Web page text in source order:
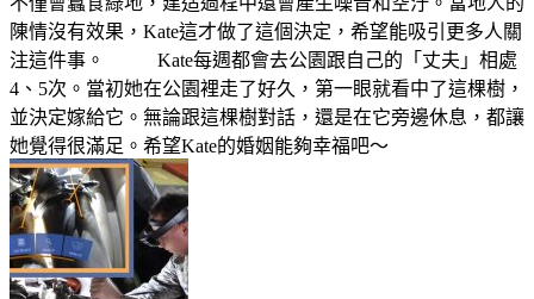
陳情沒有效果，Kate這才做了這個決定，希望能吸引更多人關
注這件事。 Kate每週都會去公園跟自己的「丈夫」相處
4、5次。當初她在公園裡走了好久，第一眼就看中了這棵樹，
並決定嫁給它。無論跟這棵樹對話，還是在它旁邊休息，都讓
她覺得很滿足。希望Kate的婚姻能夠幸福吧～